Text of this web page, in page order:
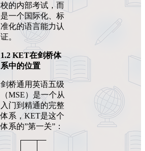
校的内部考试，而
是一个国际化、标
准化的语言能力认
证。
1.2 KET在剑桥体
系中的位置
剑桥通用英语五级
（MSE）是一个从
入门到精通的完整
体系，KET是这个
体系的”第一关”：